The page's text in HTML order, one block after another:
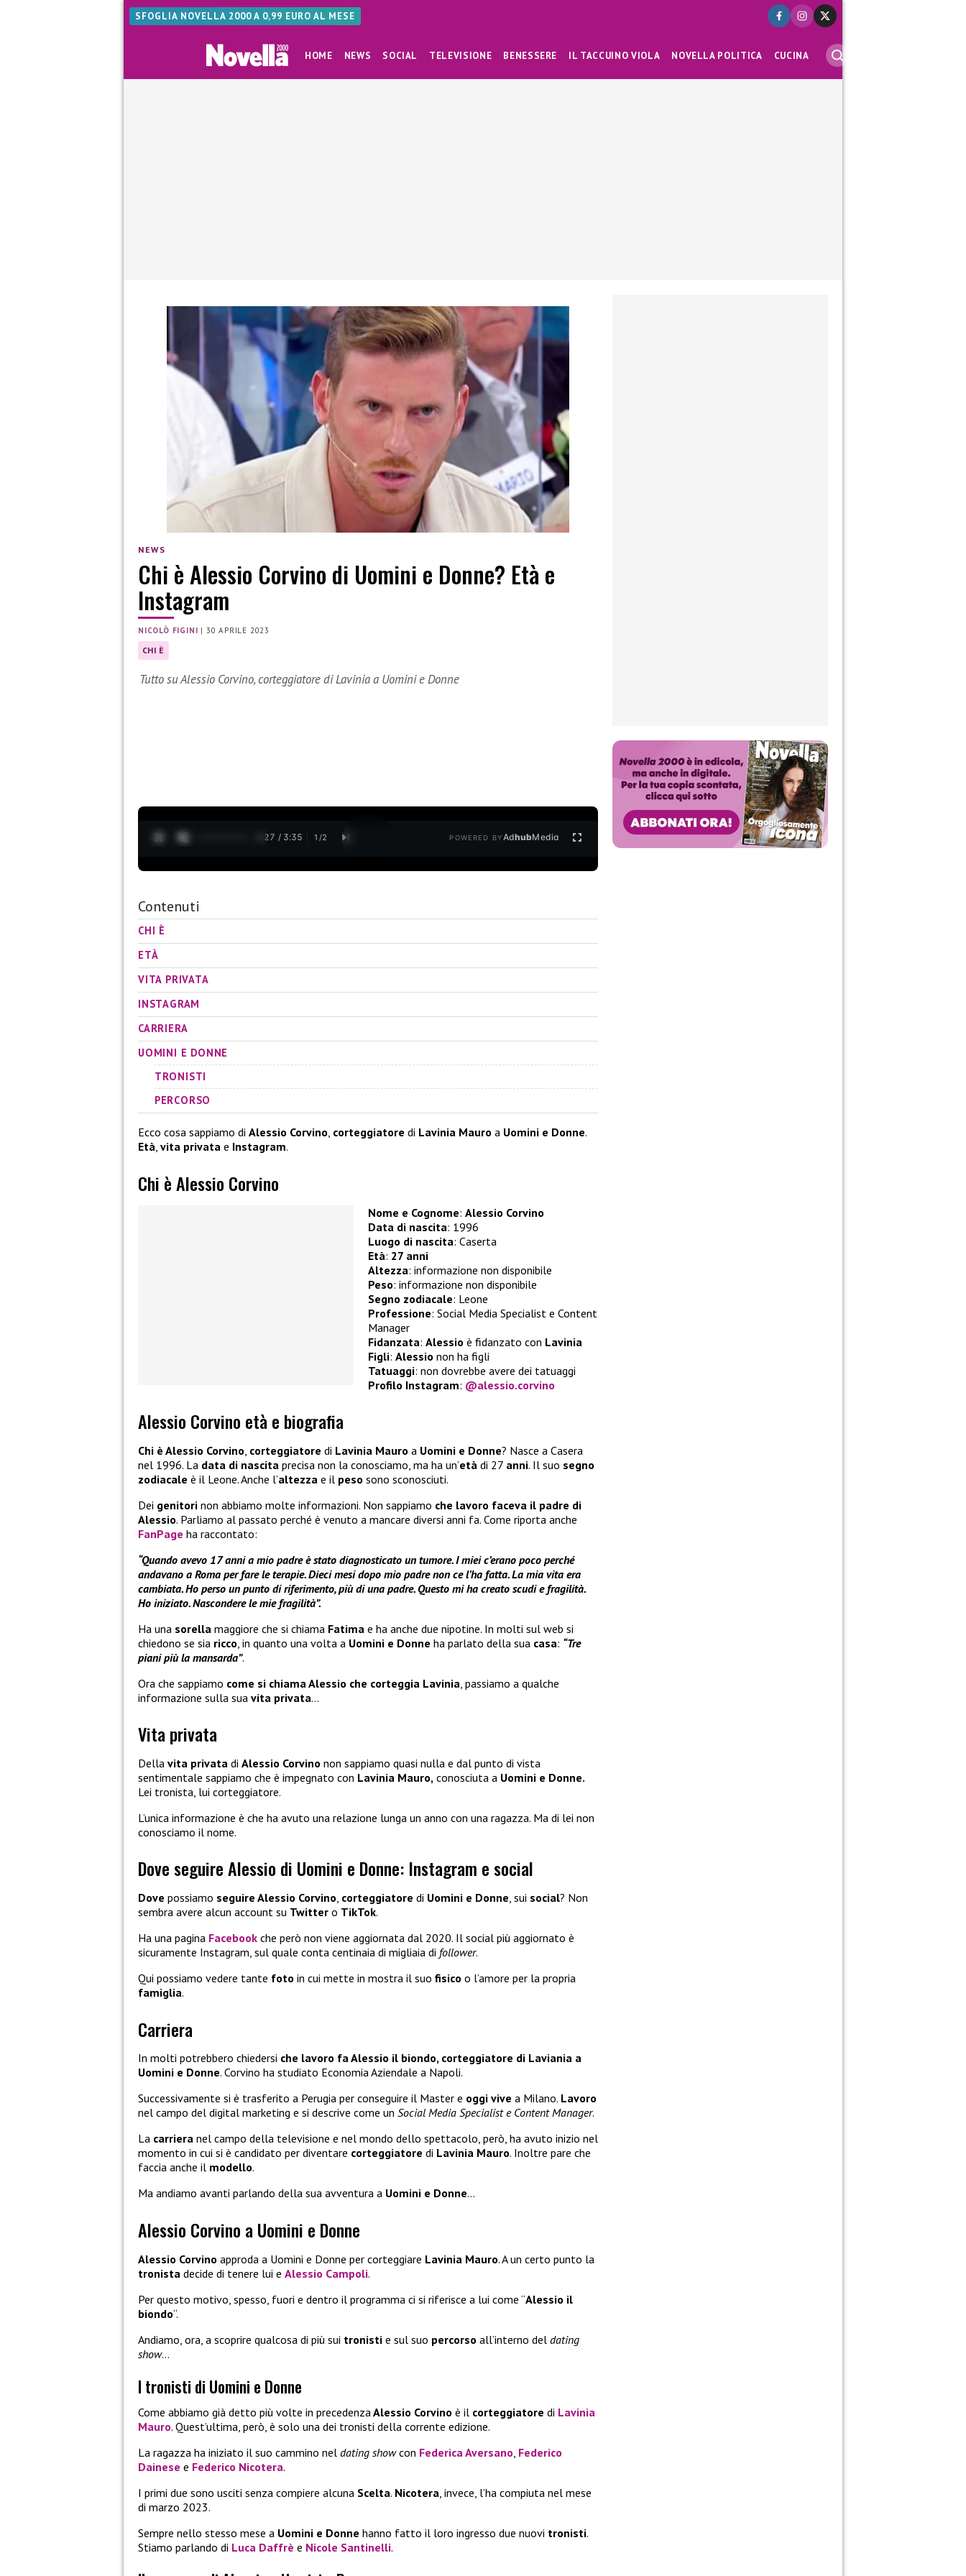
SFOGLIA NOVELLA 2000 A 0,99 EURO AL MESE
HOME NEWS SOCIAL TELEVISIONE BENESSERE IL TACCUINO VIOLA NOVELLA POLITICA CUCINA
NEWS
Chi è Alessio Corvino di Uomini e Donne? Età e
Instagram
NICOLÒ FIGINI | 30 APRILE 2023
CHI È
Tutto su Alessio Corvino, corteggiatore di Lavinia a Uomini e Donne
0:28 / 3:35 1 /2 POWERED BYAdhubMedia
Contenuti
CHI È
ETÀ
VITA PRIVATA
INSTAGRAM
CARRIERA
UOMINI E DONNE
TRONISTI
PERCORSO
Ecco cosa sappiamo di Alessio Corvino, corteggiatore di Lavinia Mauro a Uomini e Donne.
Età, vita privata e Instagram.
Chi è Alessio Corvino
Nome e Cognome: Alessio Corvino
Data di nascita: 1996
Luogo di nascita: Caserta
Età: 27 anni
Altezza: informazione non disponibile
Peso: informazione non disponibile
Segno zodiacale: Leone
Professione: Social Media Specialist e Content
Manager
Fidanzata: Alessio è fidanzato con Lavinia
Figli: Alessio non ha figli
Tatuaggi: non dovrebbe avere dei tatuaggi
Profilo Instagram: @alessio.corvino
Alessio Corvino età e biografia
Chi è Alessio Corvino corteggiatore di Lavinia Mauro a Uomini e Donne? Nasce a Casera
nel 1996. La data di nascita precisa non la conosciamo, ma ha un’età di 27 anni. Il suo segno
zodiacale è il Leone. Anche l’altezza e il peso sono sconosciuti.
Dei genitori non abbiamo molte informazioni. Non sappiamo che lavoro faceva il padre di
Alessio. Parliamo al passato perché è venuto a mancare diversi anni fa. Come riporta anche
FanPage ha raccontato:
“Quando avevo 17 anni a mio padre è stato diagnosticato un tumore. I miei c’erano poco perché
andavano a Roma per fare le terapie. Dieci mesi dopo mio padre non ce l’ha fatta. La mia vita era
cambiata. Ho perso un punto di riferimento, più di una padre. Questo mi ha creato scudi e fragilità.
Ho iniziato. Nascondere le mie fragilità”.
Ha una sorella maggiore che si chiama Fatima e ha anche due nipotine. In molti sul web si
chiedono se sia ricco , in quanto una volta a Uomini e Donne ha parlato della sua casa: “Tre
piani più la mansarda”.
Ora che sappiamo come si chiama Alessio che corteggia Lavinia , passiamo a qualche
informazione sulla sua vita privata…
Vita privata
Della vita privata di Alessio Corvino non sappiamo quasi nulla e dal punto di vista
sentimentale sappiamo che è impegnato con Lavinia Mauro, conosciuta a Uomini e Donne.
Lei tronista, lui corteggiatore.
L’unica informazione è che ha avuto una relazione lunga un anno con una ragazza. Ma di lei non
conosciamo il nome.
Dove seguire Alessio di Uomini e Donne: Instagram e social
Dove possiamo seguire Alessio Corvino, corteggiatore di Uomini e Donne, sui social? Non
sembra avere alcun account su Twitter o TikTok.
Ha una pagina Facebook che però non viene aggiornata dal 2020. Il social più aggiornato è
sicuramente Instagram, sul quale conta centinaia di migliaia di follower.
Qui possiamo vedere tante foto in cui mette in mostra il suo fisico o l’amore per la propria
famiglia.
Carriera
In molti potrebbero chiedersi che lavoro fa Alessio il biondo, corteggiatore di Laviania a
Uomini e Donne. Corvino ha studiato Economia Aziendale a Napoli.
Successivamente si è trasferito a Perugia per conseguire il Master e oggi vive a Milano. Lavoro
nel campo del digital marketing e si descrive come un Social Media Specialist e Content Manager.
La carriera nel campo della televisione e nel mondo dello spettacolo, però, ha avuto inizio nel
momento in cui si è candidato per diventare corteggiatore di Lavinia Mauro. Inoltre pare che
faccia anche il modello.
Ma andiamo avanti parlando della sua avventura a Uomini e Donne…
Alessio Corvino a Uomini e Donne
Alessio Corvino approda a Uomini e Donne per corteggiare Lavinia Mauro. A un certo punto la
tronista decide di tenere lui e Alessio Campoli.
Per questo motivo, spesso, fuori e dentro il programma ci si riferisce a lui come “Alessio il
biondo“.
Andiamo, ora, a scoprire qualcosa di più sui tronisti e sul suo percorso all’interno del dating
show…
I tronisti di Uomini e Donne
Come abbiamo già detto più volte in precedenza Alessio Corvino è il corteggiatore di Lavinia
Mauro. Quest’ultima, però, è solo una dei tronisti della corrente edizione.
La ragazza ha iniziato il suo cammino nel dating showcon Federica Aversano Federico
Dainese e Federico Nicotera.
I primi due sono usciti senza compiere alcuna Scelta. Nicotera , invece, l’ha compiuta nel mese
di marzo 2023.
Sempre nello stesso mese a Uomini e Donne hanno fatto il loro ingresso due nuovi tronisti.
Stiamo parlando di Luca Daffrè e Nicole Santinelli.